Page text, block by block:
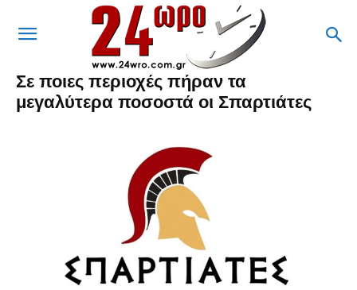
Σε ποιες περιοχές πήραν τα
μεγαλύτερα ποσοστά οι Σπαρτιάτες